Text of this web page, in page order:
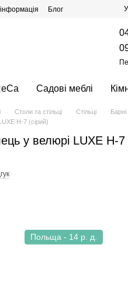
Блог
Садові меблі
Столи та стільці Стільці
Барні
H-7 (сірий)
у велюрі LUXE H-7
Польща - 14 р. д.